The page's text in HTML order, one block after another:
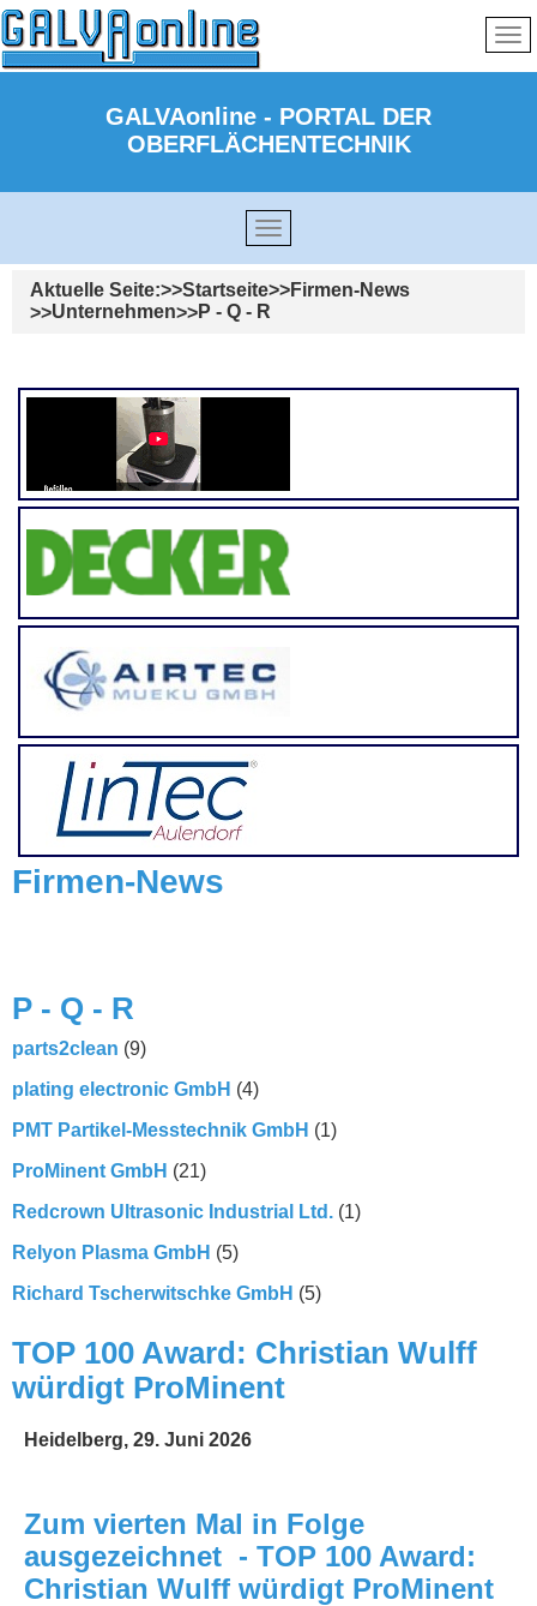
GALVAonline - PORTAL DER
OBERFLÄCHENTECHNIK
Aktuelle Seite: Startseite
Firmen-News
Unternehmen
P - Q - R
Firmen-News
P - Q - R
parts2clean (9)
plating electronic GmbH (4)
PMT Partikel-Messtechnik GmbH (1)
ProMinent GmbH (21)
Redcrown Ultrasonic Industrial Ltd. (1)
Relyon Plasma GmbH (5)
Richard Tscherwitschke GmbH (5)
TOP 100 Award: Christian Wulff
würdigt ProMinent
Heidelberg, 29. Juni 2026
Zum vierten Mal in Folge
ausgezeichnet - TOP 100 Award:
Christian Wulff würdigt ProMinent